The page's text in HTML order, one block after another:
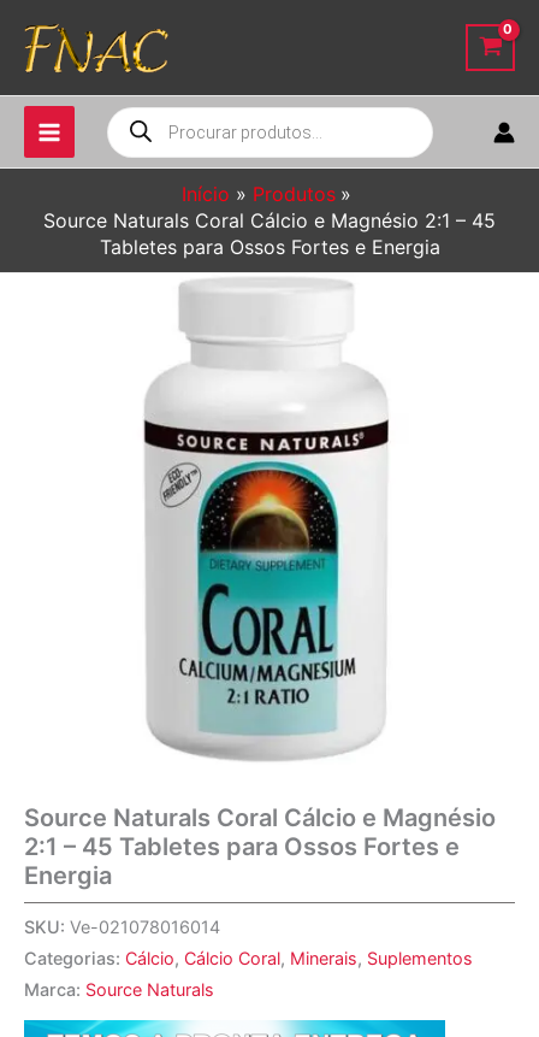
para
conteúdo
Pesquisar
produtos
Início
Produtos
Source Naturals Coral Cálcio e Magnésio 2:1 – 45
Tabletes para Ossos Fortes e Energia
Source Naturals Coral Cálcio e Magnésio
2:1 – 45 Tabletes para Ossos Fortes e
Energia
SKU: Ve-021078016014
Categorias: Cálcio, Cálcio Coral, Minerais, Suplementos
Marca: Source Naturals